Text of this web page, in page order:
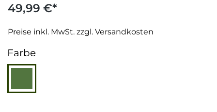
49,99 €*
Preise inkl. MwSt. zzgl. Versandkosten
Farbeauswählen